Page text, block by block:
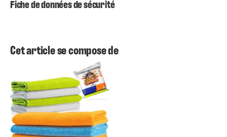
Fiche de données de sécurité
Cet article se compose de